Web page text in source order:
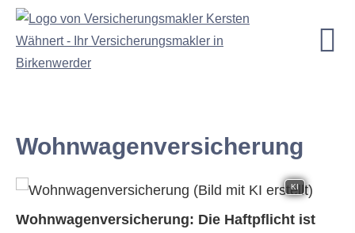
Wohnwagenversicherung
KI
Wohnwagenversicherung: Die Haft­pflicht ist